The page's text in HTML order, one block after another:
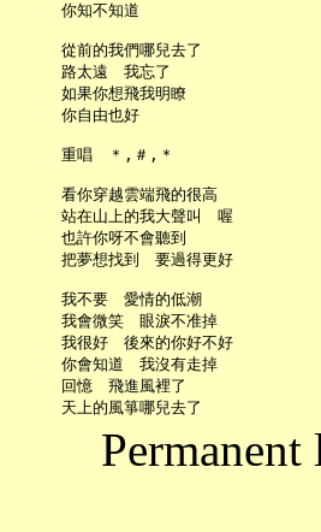
     你知不知道
     從前的我們哪兒去了
     路太遠　我忘了
     如果你想飛我明瞭
     你自由也好
     重唱　＊,＃,＊
     看你穿越雲端飛的很高
     站在山上的我大聲叫　喔
     也許你呀不會聽到
     把夢想找到　要過得更好
     我不要　愛情的低潮
     我會微笑　眼淚不准掉
     我很好　後來的你好不好
     你會知道　我沒有走掉
     回憶　飛進風裡了